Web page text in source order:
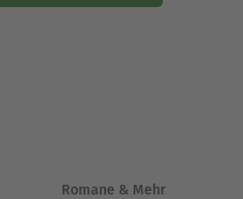
Romane & Mehr